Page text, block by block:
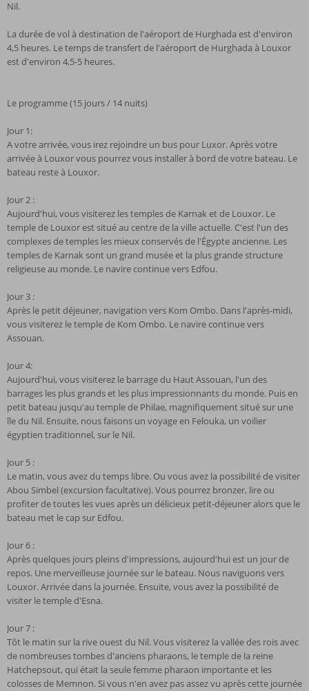
Nil.
La durée de vol à destination de l'aéroport de Hurghada est d'environ
4,5 heures. Le temps de transfert de l'aéroport de Hurghada à Louxor
est d'environ 4,5-5 heures.
Le programme (15 jours / 14 nuits)
Jour 1:
A votre arrivée, vous irez rejoindre un bus pour Luxor. Après votre
arrivée à Louxor vous pourrez vous installer à bord de votre bateau. Le
bateau reste à Louxor.
Jour 2 :
Aujourd'hui, vous visiterez les temples de Karnak et de Louxor. Le
temple de Louxor est situé au centre de la ville actuelle. C'est l'un des
complexes de temples les mieux conservés de l'Égypte ancienne. Les
temples de Karnak sont un grand musée et la plus grande structure
religieuse au monde. Le navire continue vers Edfou.
Jour 3 :
Après le petit déjeuner, navigation vers Kom Ombo. Dans l'après-midi,
vous visiterez le temple de Kom Ombo. Le navire continue vers
Assouan.
Jour 4:
Aujourd'hui, vous visiterez le barrage du Haut Assouan, l'un des
barrages les plus grands et les plus impressionnants du monde. Puis en
petit bateau jusqu'au temple de Philae, magnifiquement situé sur une
île du Nil. Ensuite, nous faisons un voyage en Felouka, un voilier
égyptien traditionnel, sur le Nil.
Jour 5 :
Le matin, vous avez du temps libre. Ou vous avez la possibilité de visiter
Abou Simbel (excursion facultative). Vous pourrez bronzer, lire ou
profiter de toutes les vues après un délicieux petit-déjeuner alors que le
bateau met le cap sur Edfou.
Jour 6 :
Après quelques jours pleins d'impressions, aujourd'hui est un jour de
repos. Une merveilleuse journée sur le bateau. Nous naviguons vers
Louxor. Arrivée dans la journée. Ensuite, vous avez la possibilité de
visiter le temple d'Esna.
Jour 7 :
Tôt le matin sur la rive ouest du Nil. Vous visiterez la vallée des rois avec
de nombreuses tombes d'anciens pharaons, le temple de la reine
Hatchepsout, qui était la seule femme pharaon importante et les
colosses de Memnon. Si vous n'en avez pas assez vu après cette journée